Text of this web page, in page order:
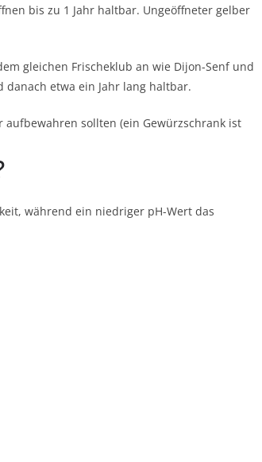
bis zu 1 Jahr haltbar. Ungeöffneter gelber
gleichen Frischeklub an wie Dijon-Senf und
danach etwa ein Jahr lang haltbar.
sollten (ein Gewürzschrank ist
während ein niedriger pH-Wert das